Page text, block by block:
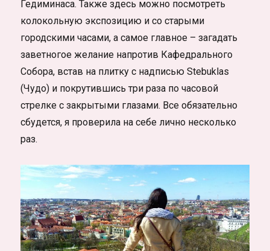
Гедиминаса. Также здесь можно посмотреть
колокольную экспозицию и со старыми
городскими часами, а самое главное – загадать
заветногое желание напротив Кафедрального
Собора, встав на плитку с надписью Stebuklas
(Чудо) и покрутившись три раза по часовой
стрелке с закрытыми глазами. Все обязательно
сбудется, я проверила на себе лично несколько
раз.